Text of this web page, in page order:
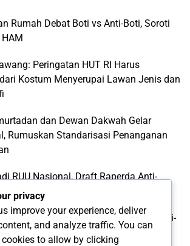
Rumah Debat Boti vs Anti-Boti, Soroti
Peringatan HUT RI Harus
Kostum Menyerupai Lawan Jenis dan
dan Dewan Dakwah Gelar
Rumuskan Standarisasi Penanganan
RUU Nasional, Draft Raperda Anti-
Diterima Ust. Roinul Balad
Karawang: Cetuskan Draft Raperda Anti-
Pusat
privacy
improve your experience, deliver
and analyze traffic. You can
to allow by clicking